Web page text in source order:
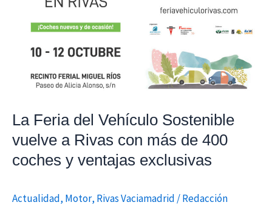
La Feria del Vehículo Sostenible
vuelve a Rivas con más de 400
coches y ventajas exclusivas
Actualidad, Motor, Rivas Vaciamadrid /Redacción
coches
y
ventajas